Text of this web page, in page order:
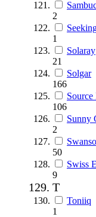
2
1
Solaray
21
Solgar
166
Source
106
Sunny
2
50
Swiss
9
T
Toniiq
1